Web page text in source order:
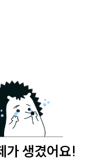
가 생겼어요!